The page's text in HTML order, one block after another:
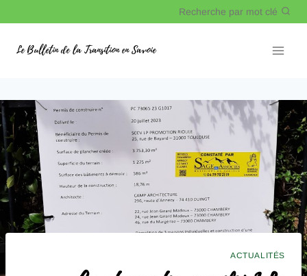
Recherche par mot clé
Le Bulletin de la Transition en Savoie
ACTUALITÉS